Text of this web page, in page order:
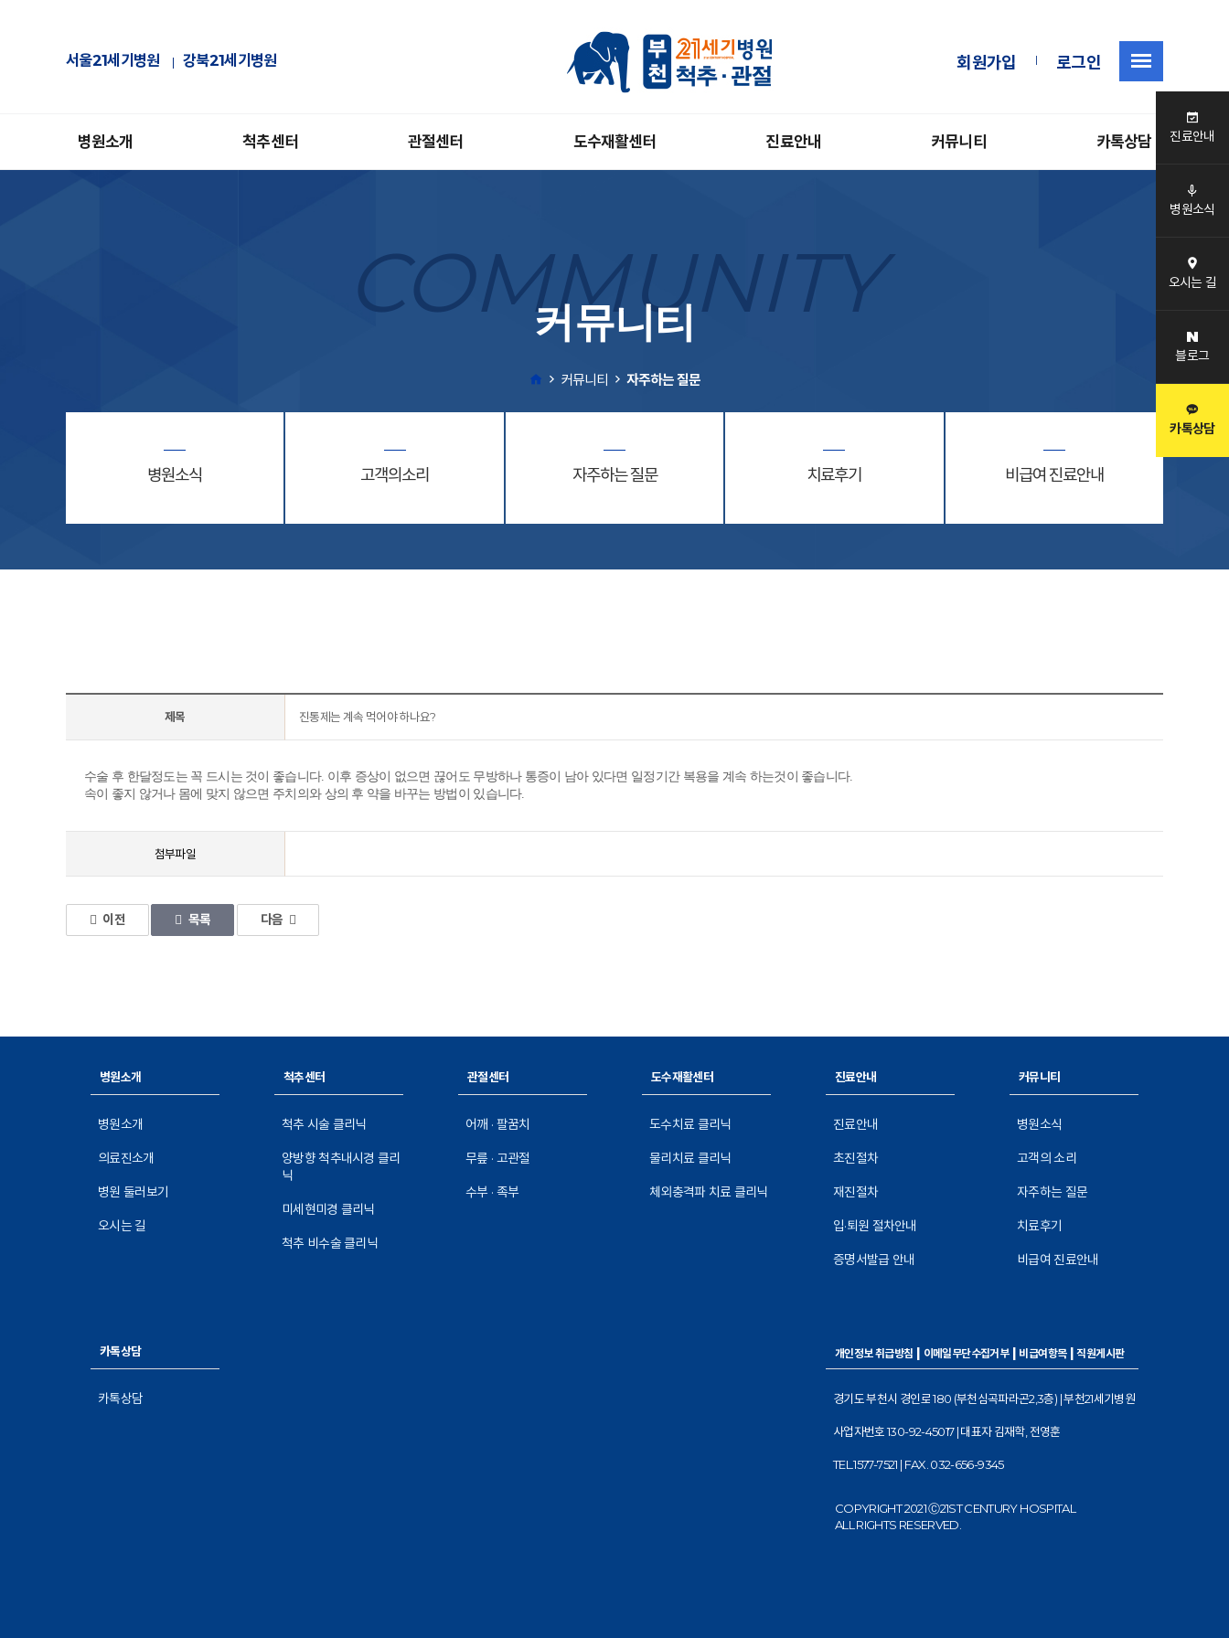
진료안내
병원소식
오시는 길
블로그
카톡상담
서울21세기병원 강북21세기병원 회원가입 | 로그인
병원소개 척추센터 관절센터 도수재활센터 진료안내 커뮤니티 카톡상담
COMMUNITY
커뮤니티
커뮤니티 자주하는 질문
병원소식 고객의소리 자주하는 질문 치료후기 비급여 진료안내
제목 진통제는 계속 먹어야 하나요?
수술 후 한달정도는 꼭 드시는 것이 좋습니다. 이후 증상이 없으면 끊어도 무방하나 통증이 남아 있다면 일정기간 복용을 계속 하는것이 좋습니다.
속이 좋지 않거나 몸에 맞지 않으면 주치의와 상의 후 약을 바꾸는 방법이 있습니다.
첨부파일
이전 목록 다음
병원소개
병원소개
의료진소개
병원 둘러보기
오시는 길
척추센터
척추 시술 클리닉
양방향 척추내시경 클리
닉
미세현미경 클리닉
척추 비수술 클리닉
관절센터
어깨 · 팔꿈치
무릎 · 고관절
수부 · 족부
도수재활센터
도수치료 클리닉
물리치료 클리닉
체외충격파 치료 클리닉
진료안내
진료안내
초진절차
재진절차
입·퇴원 절차안내
증명서발급 안내
커뮤니티
병원소식
고객의 소리
자주하는 질문
치료후기
비급여 진료안내
카톡상담
카톡상담
개인정보 취급방침 | 이메일무단수집거부| 비급여항목|직원게시판
경기도 부천시 경인로 180 (부천심곡파라곤2,3층) | 부천21세기병원
사업자번호 130-92-45017 | 대표자 김재학, 전영훈
TEL.1577-7521 | FAX. 032-656-9345
COPYRIGHT 2021 Ⓒ21ST CENTURY HOSPITAL
ALL RIGHTS RESERVED.